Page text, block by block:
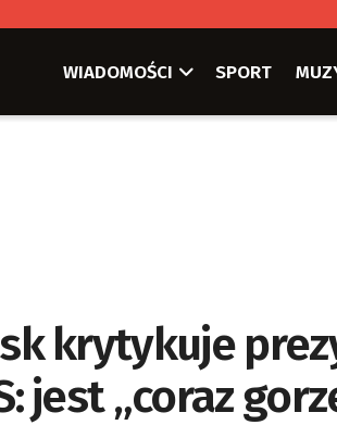
WIADOMOŚCI SPORT
krytykuje
jest „coraz